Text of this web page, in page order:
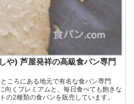
や) 芦屋発祥の高級食パン専門
ころにある地元で有名な食パン専門
向くプレミアムと、毎日食べても飽きな
の2種類の食パンを販売しています。